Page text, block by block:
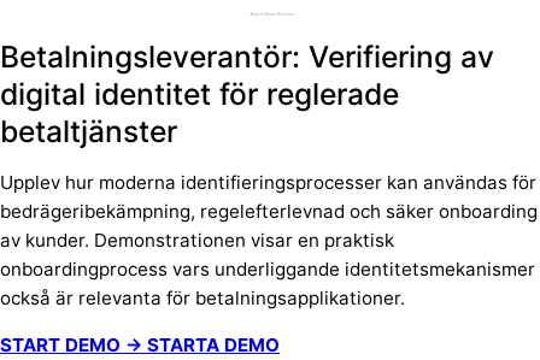
Betalningsleverantör: Verifiering av
digital identitet för reglerade
betaltjänster
Upplev hur moderna identifieringsprocesser kan användas för
bedrägeribekämpning, regelefterlevnad och säker onboarding
av kunder. Demonstrationen visar en praktisk
onboardingprocess vars underliggande identitetsmekanismer
också är relevanta för betalningsapplikationer.
START DEMO → STARTA DEMO